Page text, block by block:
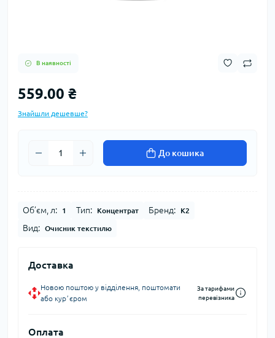
В наявності
559.00 ₴
Знайшли дешевше?
До кошика
Об’єм, л: 1 Тип: Концентрат Бренд: K2
Вид: Очисник текстилю
Доставка
Новою поштою у відділення, поштомати
або курʼєром
За тарифами
перевізника
Оплата